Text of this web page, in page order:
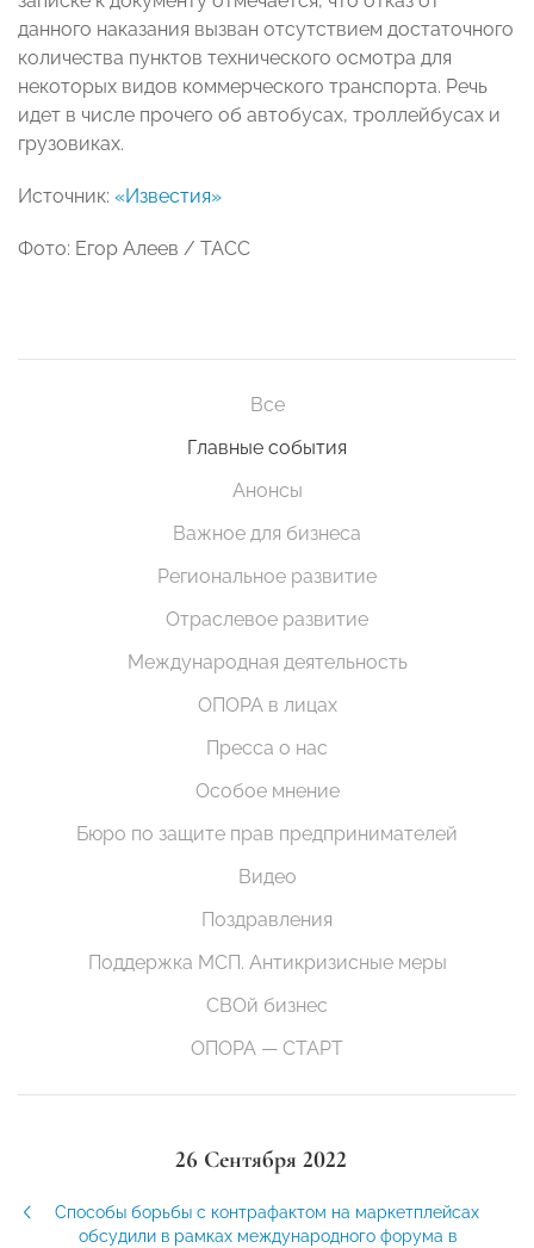
данного наказания вызван отсутствием достаточного
количества пунктов технического осмотра для
некоторых видов коммерческого транспорта. Речь
идет в числе прочего об автобусах, троллейбусах и
грузовиках.
Источник: «Известия»
Фото: Егор Алеев / ТАСС
Все
Главные события
Анонсы
Важное для бизнеса
Региональное развитие
Отраслевое развитие
Международная деятельность
ОПОРА в лицах
Пресса о нас
Особое мнение
Бюро по защите прав предпринимателей
Видео
Поздравления
Поддержка МСП. Антикризисные меры
СВОй бизнес
ОПОРА — СТАРТ
26 Сентября 2022
Способы борьбы с контрафактом на маркетплейсах
обсудили в рамках международного форума в